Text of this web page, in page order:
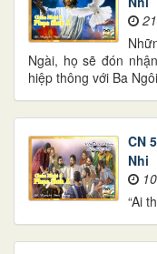
Ngài, họ sẽ đón
hiệp thông với Ba
CN
Nhi
“Ai